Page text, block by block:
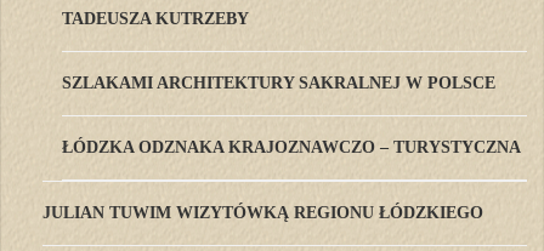
TADEUSZA KUTRZEBY
SZLAKAMI ARCHITEKTURY SAKRALNEJ W POLSCE
ŁÓDZKA ODZNAKA KRAJOZNAWCZO – TURYSTYCZNA
JULIAN TUWIM WIZYTÓWKĄ REGIONU ŁÓDZKIEGO